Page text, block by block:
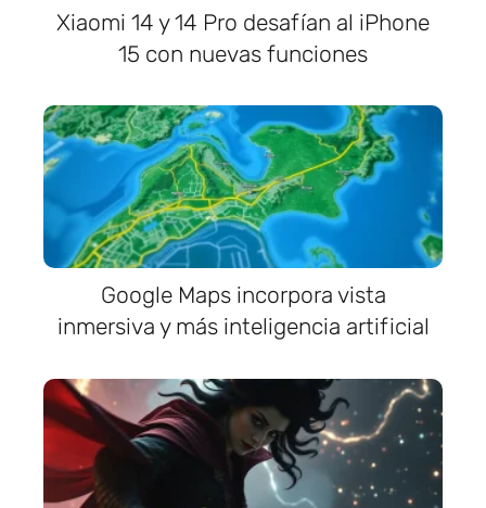
Xiaomi 14 y 14 Pro desafían al iPhone
15 con nuevas funciones
Google Maps incorpora vista
inmersiva y más inteligencia artificial